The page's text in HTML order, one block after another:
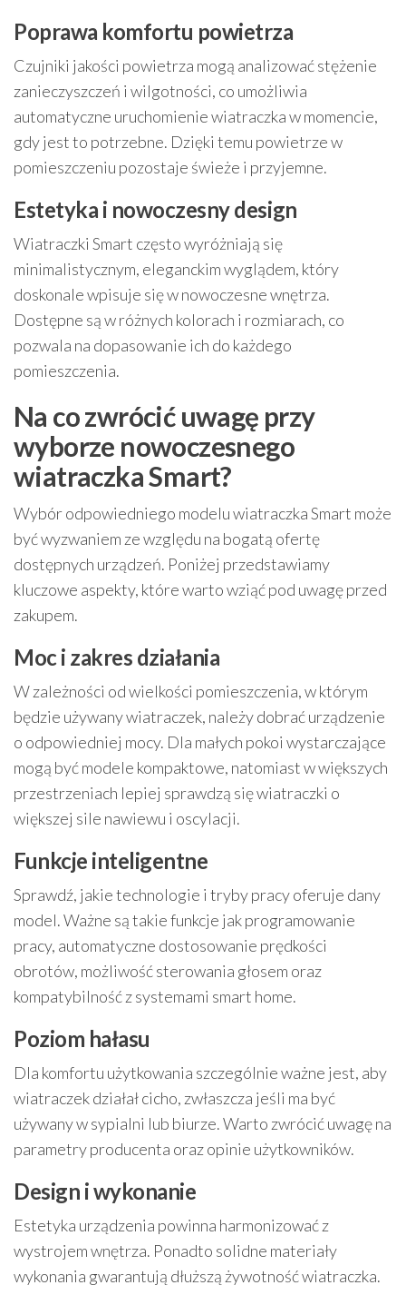
Poprawa komfortu powietrza
Czujniki jakości powietrza mogą analizować stężenie
zanieczyszczeń i wilgotności, co umożliwia
automatyczne uruchomienie wiatraczka w momencie,
gdy jest to potrzebne. Dzięki temu powietrze w
pomieszczeniu pozostaje świeże i przyjemne.
Estetyka i nowoczesny design
Wiatraczki Smart często wyróżniają się
minimalistycznym, eleganckim wyglądem, który
doskonale wpisuje się w nowoczesne wnętrza.
Dostępne są w różnych kolorach i rozmiarach, co
pozwala na dopasowanie ich do każdego
pomieszczenia.
Na co zwrócić uwagę przy
wyborze nowoczesnego
wiatraczka Smart?
Wybór odpowiedniego modelu wiatraczka Smart może
być wyzwaniem ze względu na bogatą ofertę
dostępnych urządzeń. Poniżej przedstawiamy
kluczowe aspekty, które warto wziąć pod uwagę przed
zakupem.
Moc i zakres działania
W zależności od wielkości pomieszczenia, w którym
będzie używany wiatraczek, należy dobrać urządzenie
o odpowiedniej mocy. Dla małych pokoi wystarczające
mogą być modele kompaktowe, natomiast w większych
przestrzeniach lepiej sprawdzą się wiatraczki o
większej sile nawiewu i oscylacji.
Funkcje inteligentne
Sprawdź, jakie technologie i tryby pracy oferuje dany
model. Ważne są takie funkcje jak programowanie
pracy, automatyczne dostosowanie prędkości
obrotów, możliwość sterowania głosem oraz
kompatybilność z systemami smart home.
Poziom hałasu
Dla komfortu użytkowania szczególnie ważne jest, aby
wiatraczek działał cicho, zwłaszcza jeśli ma być
używany w sypialni lub biurze. Warto zwrócić uwagę na
parametry producenta oraz opinie użytkowników.
Design i wykonanie
Estetyka urządzenia powinna harmonizować z
wystrojem wnętrza. Ponadto solidne materiały
wykonania gwarantują dłuższą żywotność wiatraczka.